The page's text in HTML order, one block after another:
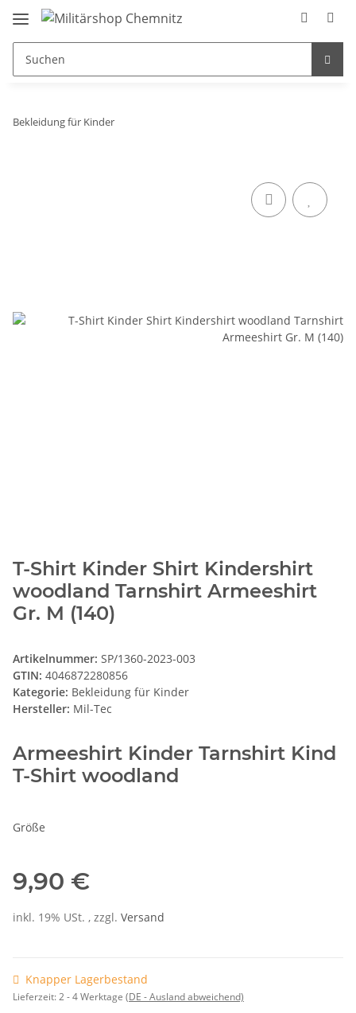
Bekleidung für Kinder
T-Shirt Kinder Shirt Kindershirt
woodland Tarnshirt Armeeshirt
Gr. M (140)
Artikelnummer: SP/1360-2023-003
GTIN: 4046872280856
Kategorie: Bekleidung für Kinder
Hersteller: Mil-Tec
Armeeshirt Kinder Tarnshirt Kind
T-Shirt woodland
Größe
9,90 €
inkl. 19% USt. , zzgl. Versand
Knapper Lagerbestand
Lieferzeit:2 - 4 Werktage (DE - Ausland abweichend)